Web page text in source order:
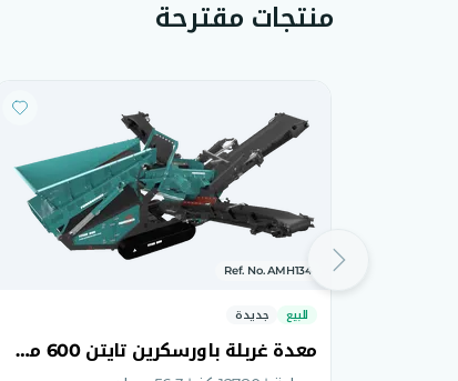
منتجات مقترحة
Ref. No. AMH134
للبيع
جديدة
معدة غربلة باورسكرين تايتن 600 موديل 2026